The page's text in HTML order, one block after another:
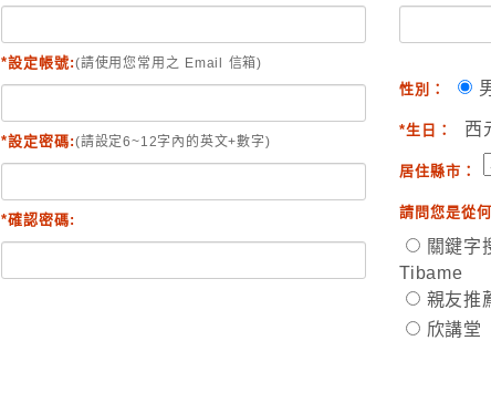
*設定帳號:(請使用您常用之 Email 信箱)
*設定密碼:(請設定6~12字內的英文+數字)
*確認密碼:
性別：
*生日： 西
居住縣市：
請問您是從
關鍵字
Tibame
親友
欣講